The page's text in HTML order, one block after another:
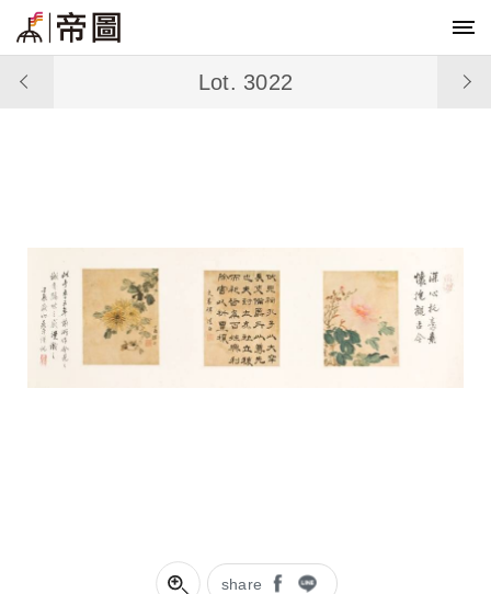
share
Lot. 3022